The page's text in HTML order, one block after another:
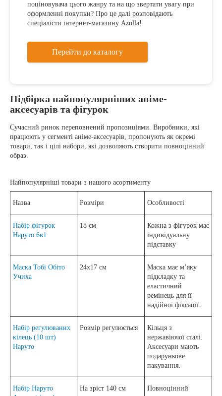
поціновувача цього жанру та на що звертати увагу при
оформленні покупки? Про це далі розповідають
спеціалісти інтернет-магазину Azolla!
Перейти до каталогу
Підбірка найпопулярніших аніме-
аксесуарів та фігурок
Сучасний ринок переповнений пропозиціями. Виробники, які
працюють у сегменті аніме-аксесуарів, пропонують як окремі
товари, так і цілі набори, які дозволяють створити повноцінний
образ.
Найпопулярніші товари з нашого асортименту
Назва Розміри Особливості
Набір фігурок
Наруто 6в1
18 см
Кожна з фігурок має
індивідуальну
підставку
Маска Тобі Обіто
Учиха
24х17 см
Маска має м’яку
підкладку та
еластичний
ремінець для її
надійної фіксації.
Набір регулюваних
кілець (10 шт)
Наруто
Розмір регулюється
Кільця з
нержавіючої сталі.
Аксесуари мають
подарункове
пакування.
Набір Наруто
На зріст 140 см
Повноцінний